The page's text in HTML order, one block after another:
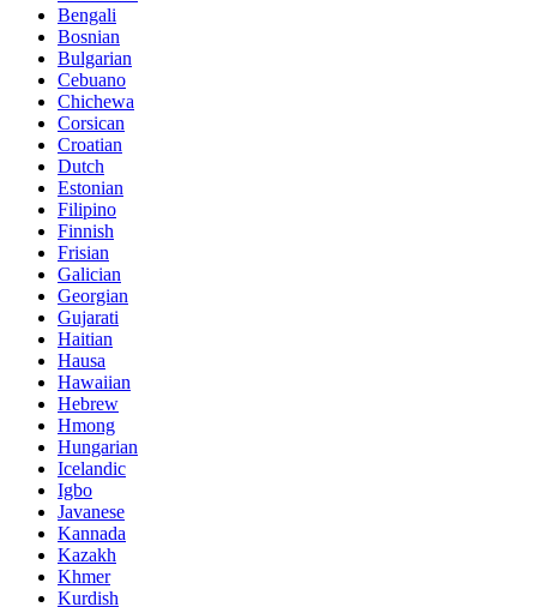
Bengali
Bosnian
Bulgarian
Cebuano
Chichewa
Corsican
Croatian
Dutch
Estonian
Filipino
Finnish
Frisian
Galician
Georgian
Gujarati
Haitian
Hausa
Hawaiian
Hebrew
Hmong
Hungarian
Icelandic
Igbo
Javanese
Kannada
Kazakh
Khmer
Kurdish